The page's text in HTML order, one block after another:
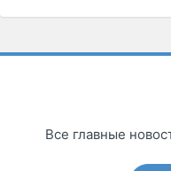
Все главные